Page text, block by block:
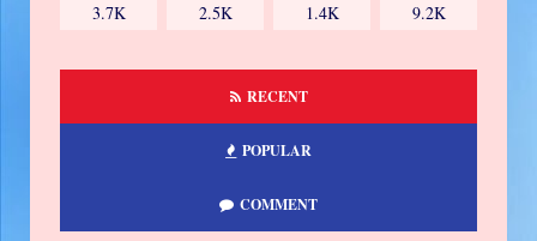
3.7K 2.5K 1.4K 9.2K
RECENT
POPULAR
COMMENT